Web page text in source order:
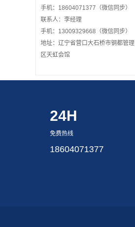
手机：18604071377（微信同步）
联系人：李经理
手机：13009329668（微信同步）
地址：辽宁省营口大石桥市钢都管理
区天虹会馆
24H
免费热线
18604071377